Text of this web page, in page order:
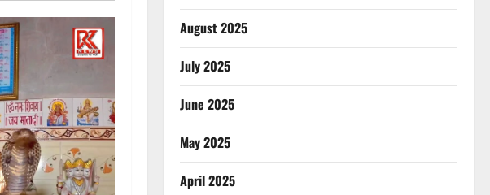
August 2025
July 2025
June 2025
May 2025
April 2025